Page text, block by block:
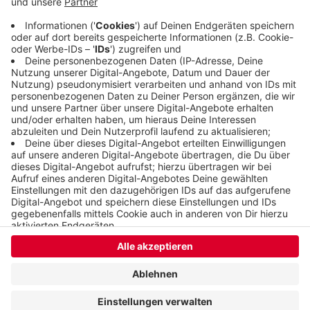
Minuten fahren.
Veröffentlicht:Donnerstag, 16.03.2023 06:42
Anzeige
Anzeige